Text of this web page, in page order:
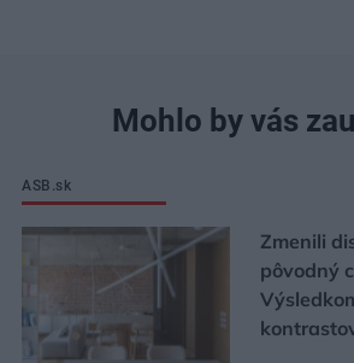
Mohlo by vás
ASB.sk
Zmenili
pôvodný